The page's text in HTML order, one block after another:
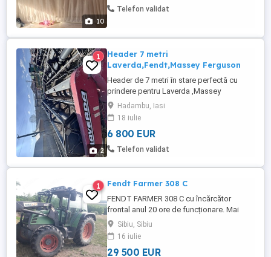
10
Telefon validat
2
1
Header 7 metri
Laverda,Fendt,Massey Ferguson
Header de 7 metri în stare perfectă cu
prindere pentru Laverda ,Massey
Ferguson și Fendt Preț 6800 Pentru detalii
sunați la
Hadambu, Iasi
18 iulie
6 800 EUR
Telefon validat
1 Fendt Farmer 308 C
FENDT FARMER 308 C cu încărcător
frontal anul 20 ore de funcționare. Mai
multe detalii la telefon!
Sibiu, Sibiu
16 iulie
29 500 EUR